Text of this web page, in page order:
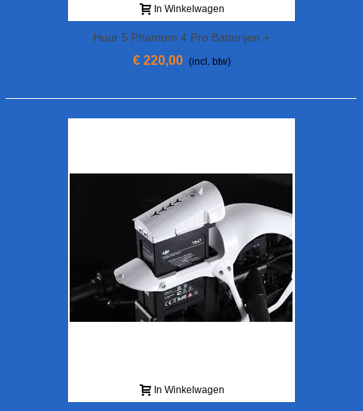
In Winkelwagen
Huur 5 Phantom 4 Pro Batterijen +
Snellader
€ 220,00 (incl. btw)
In Winkelwagen